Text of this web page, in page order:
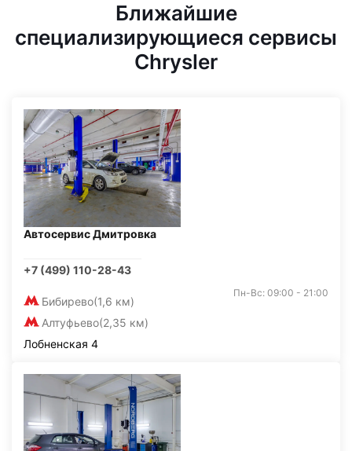
Ближайшие
специализирующиеся сервисы
Chrysler
Автосервис Дмитровка
+7 (499) 110-28-43
Бибирево(1,6 км)
Алтуфьево(2,35 км)
Пн-Вс: 09:00 - 21:00
Лобненская 4